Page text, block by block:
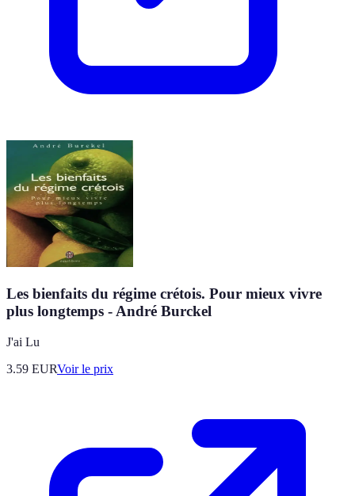
Les bienfaits du régime crétois. Pour mieux vivre
plus longtemps - André Burckel
J'ai Lu
3.59 EURVoir le prix